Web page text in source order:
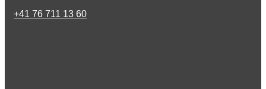
+41 76 711 13 60